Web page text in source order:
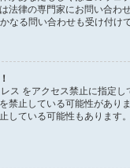
法律の専門家にお問い合わ
なる問い合わせも受け付け
ス をアクセス禁止に指定
禁止している可能性があり
している可能性もあります